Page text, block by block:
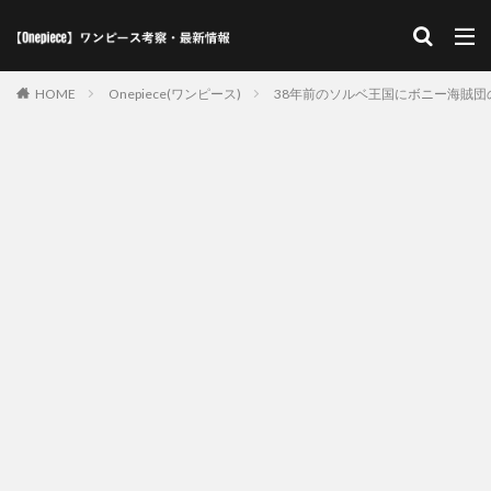
HOME Onepiece(ワンピース) 38年前のソルベ王国にボニー海賊